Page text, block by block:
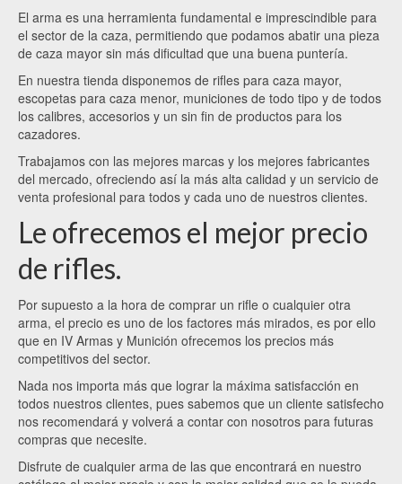
El arma es una herramienta fundamental e imprescindible para
el sector de la caza, permitiendo que podamos abatir una pieza
de caza mayor sin más dificultad que una buena puntería.
En nuestra tienda disponemos de rifles para caza mayor,
escopetas para caza menor, municiones de todo tipo y de todos
los calibres, accesorios y un sin fin de productos para los
cazadores.
Trabajamos con las mejores marcas y los mejores fabricantes
del mercado, ofreciendo así la más alta calidad y un servicio de
venta profesional para todos y cada uno de nuestros clientes.
Le ofrecemos el mejor precio
de rifles.
Por supuesto a la hora de comprar un rifle o cualquier otra
arma, el precio es uno de los factores más mirados, es por ello
que en IV Armas y Munición ofrecemos los precios más
competitivos del sector.
Nada nos importa más que lograr la máxima satisfacción en
todos nuestros clientes, pues sabemos que un cliente satisfecho
nos recomendará y volverá a contar con nosotros para futuras
compras que necesite.
Disfrute de cualquier arma de las que encontrará en nuestro